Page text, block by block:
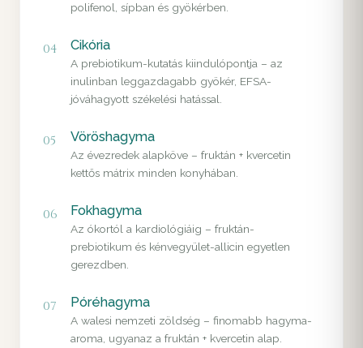
polifenol, sípban és gyökérben.
04 Cikória
A prebiotikum-kutatás kiindulópontja – az
inulinban leggazdagabb gyökér, EFSA-
jóváhagyott székelési hatással.
05 Vöröshagyma
Az évezredek alapköve – fruktán + kvercetin
kettős mátrix minden konyhában.
06 Fokhagyma
Az ókortól a kardiológiáig – fruktán-
prebiotikum és kénvegyület-allicin egyetlen
gerezdben.
07 Póréhagyma
A walesi nemzeti zöldség – finomabb hagyma-
aroma, ugyanaz a fruktán + kvercetin alap.